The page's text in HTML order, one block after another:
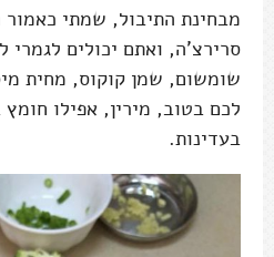
מבחינת התיבול, שמתי כאמור
סרירצ'ה, ואתם יכולים לגמרי
שומשום, שמן קוקוס, מחית
לכם בטוב, מירין, אפילו
בעדינות.